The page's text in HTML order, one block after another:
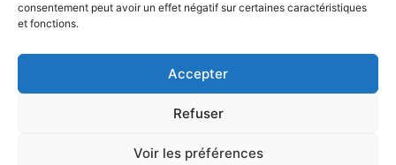
consentement peut avoir un effet négatif sur certaines caractéristiques
et fonctions.
Accepter
Refuser
Voir les préférences
CGV - CGL
Copyright © 2026 Aurum Omnes